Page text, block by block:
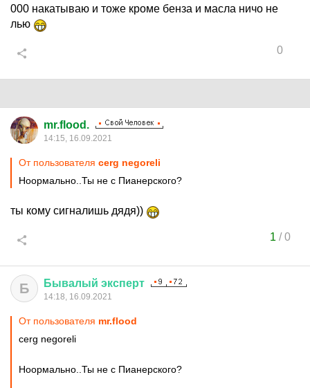
000 накатываю и тоже кроме бенза и масла ничо не
лью
0
mr.flood.
14:15, 16.09.2021
От пользователя cerg negoreli
Ноормально..Ты не с Пианерского?
ты кому сигналишь дядя))
1 /0
Б Бывалый эксперт
14:18, 16.09.2021
От пользователя mr.flood
cerg negoreli
Ноормально..Ты не с Пианерского?